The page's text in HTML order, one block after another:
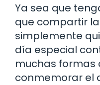
Ya sea que
que compartir
simplemente
día especial
muchas formas
conmemorar el